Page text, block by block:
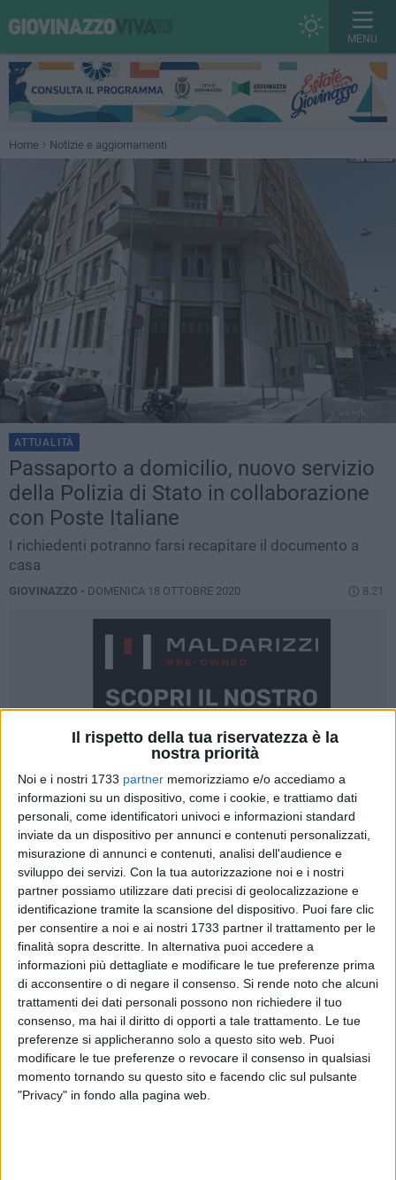
Il rispetto della tua riservatezza è la
nostra priorità
Noi e i nostri 1733 partner memorizziamo e/o accediamo a
informazioni su un dispositivo, come i cookie, e trattiamo dati
personali, come identificatori univoci e informazioni standard
inviate da un dispositivo per annunci e contenuti personalizzati,
misurazione di annunci e contenuti, analisi dell'audience e
sviluppo dei servizi. Con la tua autorizzazione noi e i nostri
partner possiamo utilizzare dati precisi di geolocalizzazione e
identificazione tramite la scansione del dispositivo. Puoi fare clic
per consentire a noi e ai nostri 1733 partner il trattamento per le
finalità sopra descritte. In alternativa puoi accedere a
informazioni più dettagliate e modificare le tue preferenze prima
di acconsentire o di negare il consenso. Si rende noto che alcuni
trattamenti dei dati personali possono non richiedere il tuo
consenso, ma hai il diritto di opporti a tale trattamento. Le tue
preferenze si applicheranno solo a questo sito web. Puoi
modificare le tue preferenze o revocare il consenso in qualsiasi
momento tornando su questo sito e facendo clic sul pulsante
"Privacy" in fondo alla pagina web.
MENU
Home Notizie e aggiornamenti
ATTUALITÀ
Passaporto a domicilio, nuovo servizio
della Polizia di Stato in collaborazione
con Poste Italiane
I richiedenti potranno farsi recapitare il documento a
casa
GIOVINAZZO - DOMENICA 18 OTTOBRE 2020 8.21
36
Novità per chi viaggia.
È stato attivato il servizio "Passaporto a domicilio" della
Polizia di Stato, che permetterà ai cittadini richiedenti,
spuntando semplicemente l'apposita casella in fase di
richiesta del passaporto su Agenda on line(link) , di farsi
recapitare il documento emesso dalla Questura di Bari
presso il proprio domicilio.